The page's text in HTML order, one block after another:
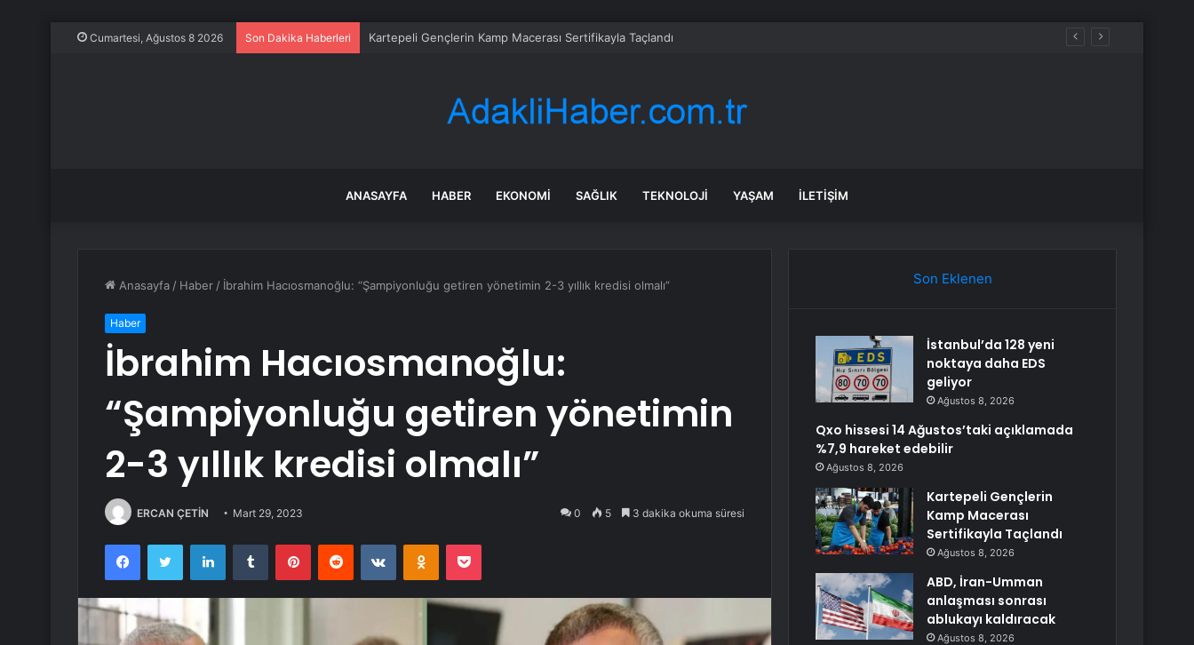
Cumartesi, Ağustos 8 2026 Son Dakika Haberleri Kartepeli Gençlerin Kamp Macerası Sertifikayla Taçlandı
ANASAYFA HABER EKONOMI SAĞLIK TEKNOLOJI YAŞAM İLETIŞIM
Anasayfa / Haber / İbrahim Hacıosmanoğlu: “Şampiyonluğu getiren yönetimin 2-3 yıllık kredisi olmalı”
Haber
İbrahim Hacıosmanoğlu:
“Şampiyonluğu getiren yönetimin
2-3 yıllık kredisi olmalı”
ERCAN ÇETİN Mart 29, 2023 0 5 3 dakika okuma süresi
FacebookTwitter LinkedInTumblr PinterestReddit VKontakteOdnoklassniki
Pocket
Son Eklenen
İstanbul’da 128 yeni
noktaya daha EDS
geliyor
Ağustos 8, 2026
Qxo hissesi 14 Ağustos’taki açıklamada
%7,9 hareket edebilir
Ağustos 8, 2026
Kartepeli Gençlerin
Kamp Macerası
Sertifikayla Taçlandı
Ağustos 8, 2026
ABD, İran-Umman
anlaşması sonrası
ablukayı kaldıracak
Ağustos 8, 2026